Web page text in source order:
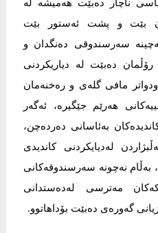
ناچار دەبێت هەمیشە لە
بێت و پشت ئەستور بێت
سەرسندوقی دەنگدان و
دەبێت لە دیاریكردنی
مافی گلەی و رەخنەمان
هەرێم جێگیرە، ئەگەر
بەئاسانی دەردەچن،
لەدیایكردنی كاندیدی
بەڵام نەچونە سەرسندوقەكانی
مەترسی لەدەستدانی
گەورەی دەبێت بۆداهاتوو.